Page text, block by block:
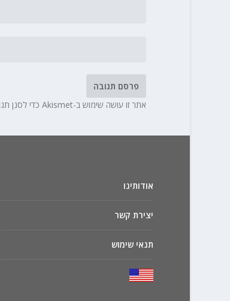
אתר זו עושה שימוש ב-Akismet כדי לסנן תגובות זבל.
אודותינו
יצירת קשר
תנאי שימוש